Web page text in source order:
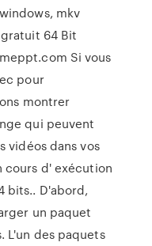
mkv
64 Bit
Si vous
pour
montrer
qui peuvent
vidéos dans vos
cours d' exécution
bits.. D'abord,
un paquet
L'un des paquets